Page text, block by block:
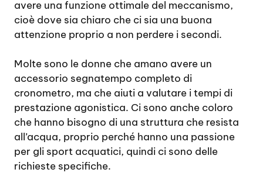
avere una funzione ottimale del meccanismo,
cioè dove sia chiaro che ci sia una buona
attenzione proprio a non perdere i secondi.
Molte sono le donne che amano avere un
accessorio segnatempo completo di
cronometro, ma che aiuti a valutare i tempi di
prestazione agonistica. Ci sono anche coloro
che hanno bisogno di una struttura che resista
all’acqua, proprio perché hanno una passione
per gli sport acquatici, quindi ci sono delle
richieste specifiche.